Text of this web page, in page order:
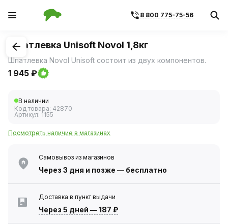
8 800 775-75-56
1/2
Шпатлевка Unisoft Novol 1,8кг
Шпатлевка Novol Unisoft состоит из двух компонентов.
1 945 ₽
В наличии
Код товара: 42870
Артикул: 1155
Посмотреть наличие в магазинах
Самовывоз из магазинов
Через 3 дня и позже — бесплатно
Доставка в пункт выдачи
Через 5 дней —187 ₽